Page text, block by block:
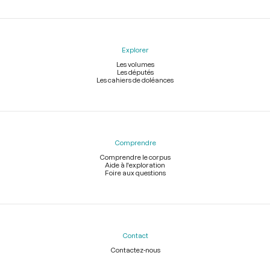
Explorer
Les volumes
Les députés
Les cahiers de doléances
Comprendre
Comprendre le corpus
Aide à l'exploration
Foire aux questions
Contact
Contactez-nous